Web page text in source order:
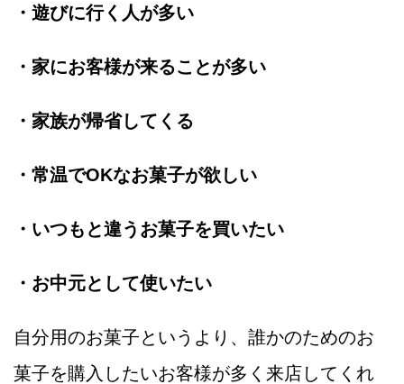
・遊びに行く人が多い
・家にお客様が来ることが多い
・家族が帰省してくる
・常温でOKなお菓子が欲しい
・いつもと違うお菓子を買いたい
・お中元として使いたい
自分用のお菓子というより、誰かのためのお
菓子を購入したいお客様が多く来店してくれ